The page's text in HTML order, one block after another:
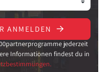
ANMELDEN
jederzeit
Informationen findest du in